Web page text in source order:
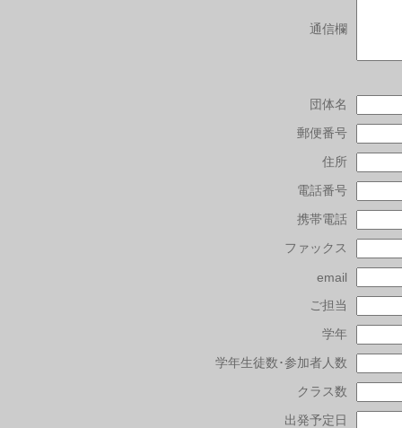
通信欄
団体名
郵便番号
住所
電話番号
携帯電話
ファックス
email
ご担当
学年
学年生徒数･参加者人数
クラス数
出発予定日